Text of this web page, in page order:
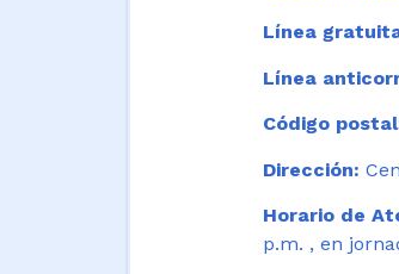
Línea
Línea
Código
Dirección:
Horario de
p.m. , en